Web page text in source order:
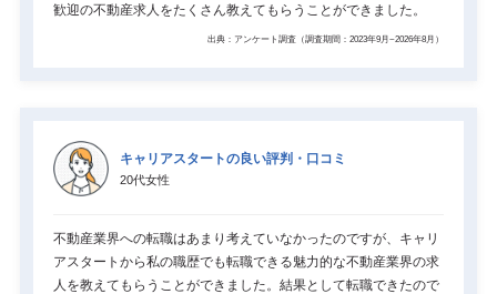
歓迎の不動産求人をたくさん教えてもらうことができました。
出典：アンケート調査（調査期間：2023年9月~2026年8月）
キャリアスタートの良い評判・口コミ
20代女性
不動産業界への転職はあまり考えていなかったのですが、キャリ
アスタートから私の職歴でも転職できる魅力的な不動産業界の求
人を教えてもらうことができました。結果として転職できたので